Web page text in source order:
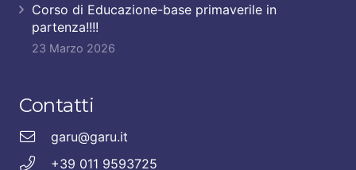
Corso di Educazione-base primaverile in
partenza!!!!
23 Marzo 2026
Contatti
garu@garu.it
+39 011 9593725